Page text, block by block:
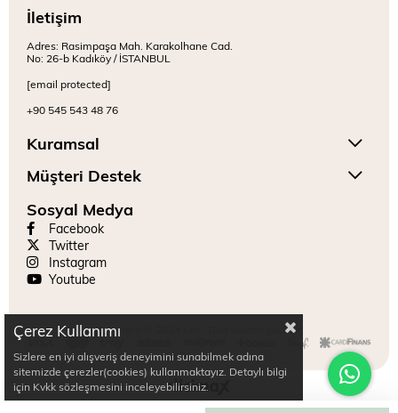
İletişim
Adres: Rasimpaşa Mah. Karakolhane Cad.
No: 26-b Kadıköy / İSTANBUL
[email protected]
+90 545 543 48 76
Kuramsal
Müşteri Destek
Sosyal Medya
Facebook
Twitter
Instagram
Youtube
Copyright © 2024 Mitr. Tüm hakları saklıdır.
Çerez Kullanımı
Sizlere en iyi alışveriş deneyimini sunabilmek adına
sitemizde çerezler(cookies) kullanmaktayız. Detaylı bilgi
için Kvkk sözleşmesini inceleyebilirsiniz.